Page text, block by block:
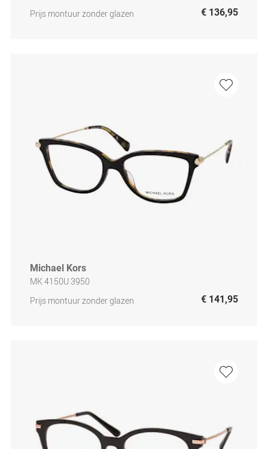
Prijs montuur zonder glazen
€ 136,95
Michael Kors
MK 4150U 3950
Prijs montuur zonder glazen
€ 141,95